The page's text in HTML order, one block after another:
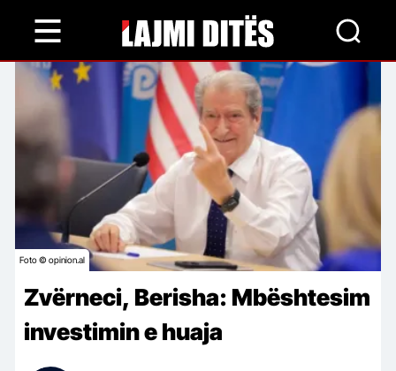
content
Foto © opinion.al
Zvërneci, Berisha: Mbështesim
investimin e huaja